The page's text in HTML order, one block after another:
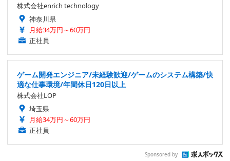
株式会社enrich technology
神奈川県
月給34万円～60万円
正社員
ゲーム開発エンジニア/未経験歓迎/ゲームのシステム構築/快
適な仕事環境/年間休日120日以上
株式会社LOP
埼玉県
月給34万円～60万円
正社員
Sponsored by